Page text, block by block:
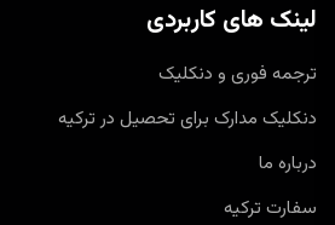
لینک های کاربردی
ترجمه فوری و دنکلیک
دنکلیک مدارک برای تحصیل در ترکیه
درباره ما
سفارت ترکیه